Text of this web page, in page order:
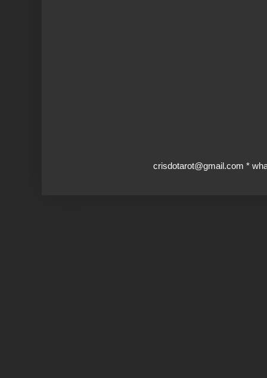
crisdotarot@gmail.com *